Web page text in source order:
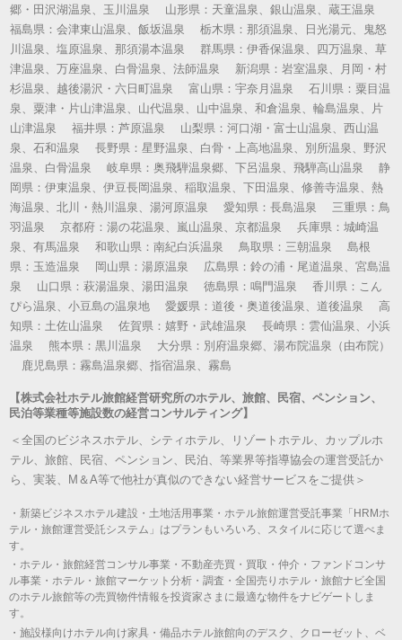
郷・田沢湖温泉、玉川温泉 山形県：天童温泉、銀山温泉、蔵王温泉
福島県：会津東山温泉、飯坂温泉 栃木県：那須温泉、日光湯元、鬼怒
川温泉、塩原温泉、那須湯本温泉 群馬県：伊香保温泉、四万温泉、草
津温泉、万座温泉、白骨温泉、法師温泉 新潟県：岩室温泉、月岡・村
杉温泉、越後湯沢・六日町温泉 富山県：宇奈月温泉 石川県：粟目温
泉、粟津・片山津温泉、山代温泉、山中温泉、和倉温泉、輪島温泉、片
山津温泉 福井県：芦原温泉 山梨県：河口湖・富士山温泉、西山温
泉、石和温泉 長野県：星野温泉、白骨・上高地温泉、別所温泉、野沢
温泉、白骨温泉 岐阜県：奥飛騨温泉郷、下呂温泉、飛騨高山温泉 静
岡県：伊東温泉、伊豆長岡温泉、稲取温泉、下田温泉、修善寺温泉、熱
海温泉、北川・熱川温泉、湯河原温泉 愛知県：長島温泉 三重県：鳥
羽温泉 京都府：湯の花温泉、嵐山温泉、京都温泉 兵庫県：城崎温
泉、有馬温泉 和歌山県：南紀白浜温泉 鳥取県：三朝温泉 島根
県：玉造温泉 岡山県：湯原温泉 広島県：鈴の浦・尾道温泉、宮島温
泉 山口県：萩湯温泉、湯田温泉 徳島県：鳴門温泉 香川県：こん
ぴら温泉、小豆島の温泉地 愛媛県：道後・奥道後温泉、道後温泉 高
知県：土佐山温泉 佐賀県：嬉野・武雄温泉 長崎県：雲仙温泉、小浜
温泉 熊本県：黒川温泉 大分県：別府温泉郷、湯布院温泉（由布院）
鹿児島県：霧島温泉郷、指宿温泉、霧島
【株式会社ホテル旅館経営研究所のホテル、旅館、民宿、ペンション、
民泊等業種等施設数の経営コンサルティング】
＜全国のビジネスホテル、シティホテル、リゾートホテル、カップルホ
テル、旅館、民宿、ペンション、民泊、等業界等指導協会の運営受託か
ら、実装、M＆A等で他社が真似のできない経営サービスをご提供＞
・新築ビジネスホテル建設・土地活用事業・ホテル旅館運営受託事業「HRMホ
テル・旅館運営受託システム」はプランもいろいろ、スタイルに応じて選べま
す。
・ホテル・旅館経営コンサル事業・不動産売買・買取・仲介・ファンドコンサ
ル事業・ホテル・旅館マーケット分析・調査・全国売りホテル・旅館ナビ全国
のホテル旅館等の売買物件情報を投資家さまに最適な物件をナビゲートしま
す。
・施設様向けホテル向け家具・備品ホテル旅館向のデスク、クローゼット、ベ